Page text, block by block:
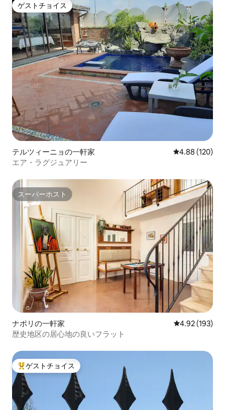
ゲストチョイス
ゲストチョイス
テルツィーニョの一軒家 レビュー120
4.88 (120)
エア・ラグジュアリー
スーパーホスト
スーパーホスト
ナポリの一軒家 レビュー193
4.92 (193)
歴史地区の居心地の良いフラット
大好評のゲストチョイスです。
ゲストチョイス